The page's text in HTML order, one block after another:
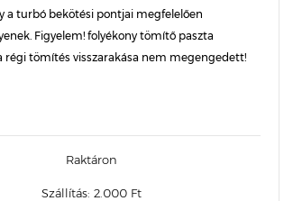
a turbó bekötési pontjai megfelelően
Figyelem! folyékony tömítő paszta
régi tömítés visszarakása nem megengedett!
Raktáron
Szállítás: 2.000 Ft